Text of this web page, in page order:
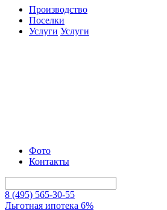
Производство
Поселки
Услуги Услуги
Фото
Контакты
8 (495) 565-30-55
Льготная ипотека 6%